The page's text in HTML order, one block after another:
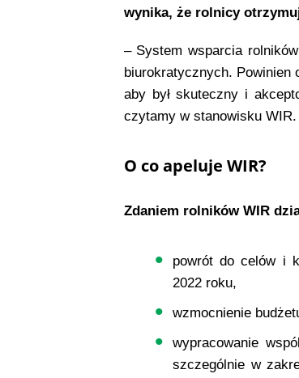
wynika, że rolnicy
– System wsparcia
biurokratycznych. Powinien
aby był skuteczny i
czytamy w stanowisku WIR.
O co apeluje WIR?
Zdaniem rolników WIR
powrót do celów i
2022 roku,
wzmocnienie
wypracowanie
szczególnie w